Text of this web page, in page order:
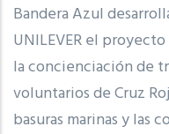
Bandera Azul
UNILEVER el
la concienciación de
voluntarios de Cruz
basuras marinas y las